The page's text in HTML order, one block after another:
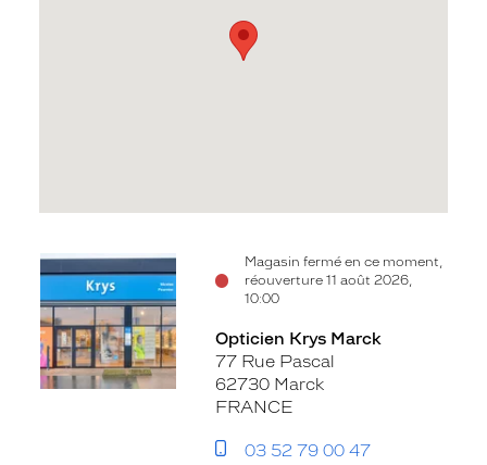
Magasin fermé en ce moment,
réouverture 11 août 2026,
10:00
Voir
fiche
Opticien Krys Marck
77 Rue Pascal
62730 Marck
FRANCE
03 52 79 00 47